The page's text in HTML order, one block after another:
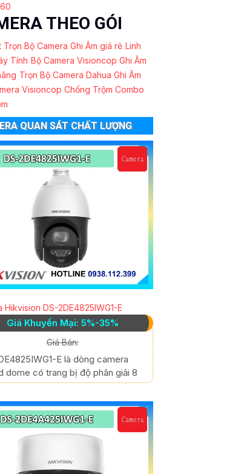
THEO GÓI
Trọn Bộ Camera Ghi Âm giá rẻ Linh
Tính Bộ Camera Visioncop Ghi Âm
Trọn Bộ Camera Dahua Ghi Âm
Visioncop Chống Trộm Combo
QUAN SÁT CHẤT LƯỢNG
Hikvision DS-2DE4825IWG1-E
Giá Khuyến Mại: 5%-35%
Giá Bán:
E là dòng camera
dome có trang bị độ phân giải 8